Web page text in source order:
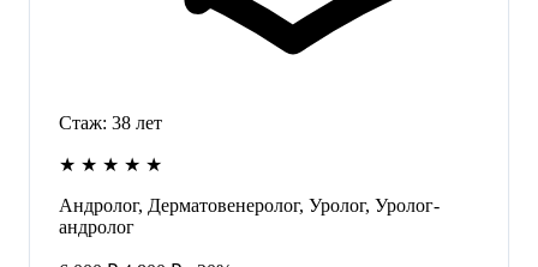
Стаж: 38 лет
★ ★ ★ ★ ★
Андролог, Дерматовенеролог, Уролог, Уролог-
андролог